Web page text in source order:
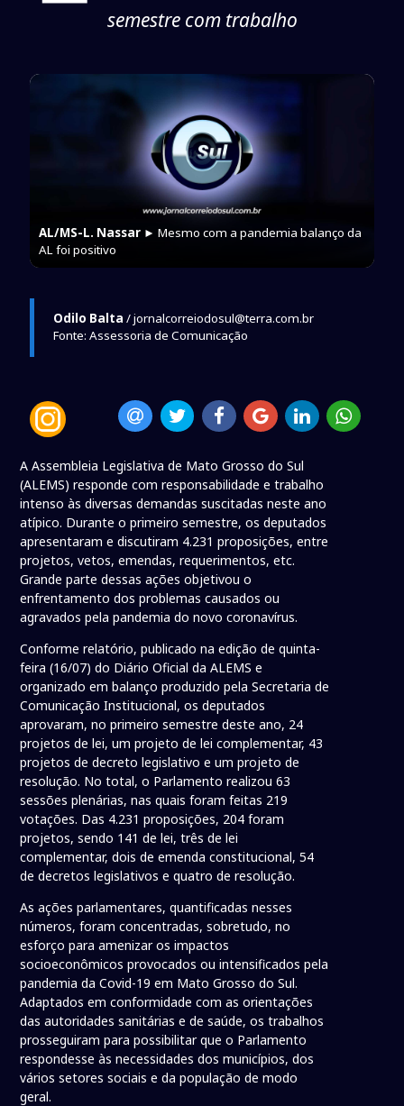
semestre com trabalho
AL/MS-L. Nassar► Mesmo com a pandemia balanço da
AL foi positivo
Odilo Balta / jornalcorreiodosul@terra.com.br
Fonte: Assessoria de Comunicação
A Assembleia Legislativa de Mato Grosso do Sul
(ALEMS) responde com responsabilidade e trabalho
intenso às diversas demandas suscitadas neste ano
atípico. Durante o primeiro semestre, os deputados
apresentaram e discutiram 4.231 proposições, entre
projetos, vetos, emendas, requerimentos, etc.
Grande parte dessas ações objetivou o
enfrentamento dos problemas causados ou
agravados pela pandemia do novo coronavírus.
Conforme relatório, publicado na edição de quinta-
feira (16/07) do Diário Oficial da ALEMS e
organizado em balanço produzido pela Secretaria de
Comunicação Institucional, os deputados
aprovaram, no primeiro semestre deste ano, 24
projetos de lei, um projeto de lei complementar, 43
projetos de decreto legislativo e um projeto de
resolução. No total, o Parlamento realizou 63
sessões plenárias, nas quais foram feitas 219
votações. Das 4.231 proposições, 204 foram
projetos, sendo 141 de lei, três de lei
complementar, dois de emenda constitucional, 54
de decretos legislativos e quatro de resolução.
As ações parlamentares, quantificadas nesses
números, foram concentradas, sobretudo, no
esforço para amenizar os impactos
socioeconômicos provocados ou intensificados pela
pandemia da Covid-19 em Mato Grosso do Sul.
Adaptados em conformidade com as orientações
das autoridades sanitárias e de saúde, os trabalhos
prosseguiram para possibilitar que o Parlamento
respondesse às necessidades dos municípios, dos
vários setores sociais e da população de modo
geral.